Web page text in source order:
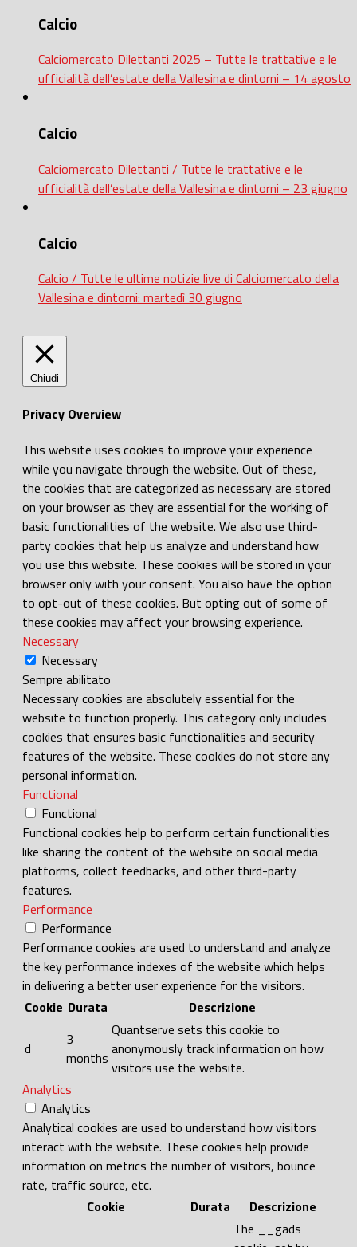
Calcio
Calciomercato Dilettanti 2025 – Tutte le trattative e le
ufficialità dell’estate della Vallesina e dintorni – 14 agosto
Calcio
Calciomercato Dilettanti / Tutte le trattative e le
ufficialità dell’estate della Vallesina e dintorni – 23 giugno
Calcio
Calcio / Tutte le ultime notizie live di Calciomercato della
Vallesina e dintorni: martedì 30 giugno
Chiudi
Privacy Overview
This website uses cookies to improve your experience
while you navigate through the website. Out of these,
the cookies that are categorized as necessary are stored
on your browser as they are essential for the working of
basic functionalities of the website. We also use third-
party cookies that help us analyze and understand how
you use this website. These cookies will be stored in your
browser only with your consent. You also have the option
to opt-out of these cookies. But opting out of some of
these cookies may affect your browsing experience.
Necessary
Necessary
Sempre abilitato
Necessary cookies are absolutely essential for the
website to function properly. This category only includes
cookies that ensures basic functionalities and security
features of the website. These cookies do not store any
personal information.
Functional
Functional
Functional cookies help to perform certain functionalities
like sharing the content of the website on social media
platforms, collect feedbacks, and other third-party
features.
Performance
Performance
Performance cookies are used to understand and analyze
the key performance indexes of the website which helps
in delivering a better user experience for the visitors.
Cookie Durata Descrizione
d
3
months
Quantserve sets this cookie to
anonymously track information on how
visitors use the website.
Analytics
Analytics
Analytical cookies are used to understand how visitors
interact with the website. These cookies help provide
information on metrics the number of visitors, bounce
rate, traffic source, etc.
Cookie
Durata
Descrizione
The __gads